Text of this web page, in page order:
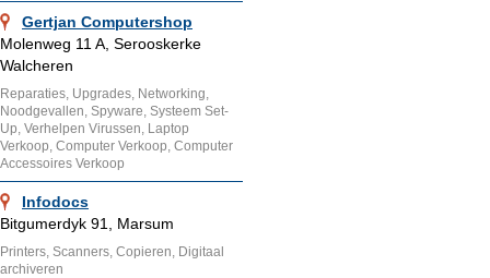
Gertjan Computershop
Molenweg 11 A, Serooskerke
Walcheren
Reparaties, Upgrades, Networking,
Noodgevallen, Spyware, Systeem Set-
Up, Verhelpen Virussen, Laptop
Verkoop, Computer Verkoop, Computer
Accessoires Verkoop
Infodocs
Bitgumerdyk 91, Marsum
Printers, Scanners, Copieren, Digitaal
archiveren